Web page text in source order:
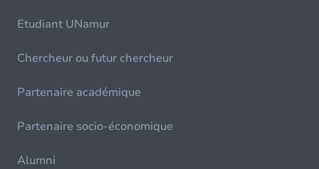
Etudiant UNamur
Chercheur ou futur chercheur
Partenaire académique
Partenaire socio-économique
Alumni